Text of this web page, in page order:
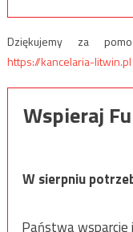
Dziękujemy za
https://kancelaria-litwin.pl
Wspieraj
W sierpniu
Państwa wsparcie